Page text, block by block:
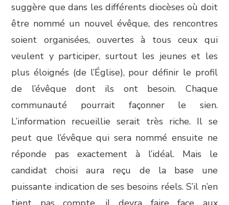
suggère que dans les différents diocèses où doit
être nommé un nouvel évêque, des rencontres
soient organisées, ouvertes à tous ceux qui
veulent y participer, surtout les jeunes et les
plus éloignés (de l’Église), pour définir le profil
de l’évêque dont ils ont besoin. Chaque
communauté pourrait façonner le sien.
L’information recueillie serait très riche. Il se
peut que l’évêque qui sera nommé ensuite ne
réponde pas exactement à l’idéal. Mais le
candidat choisi aura reçu de la base une
puissante indication de ses besoins réels. S’il n’en